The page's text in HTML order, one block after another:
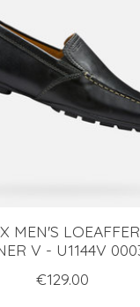
MEN'S
V - U1144V
€129.00